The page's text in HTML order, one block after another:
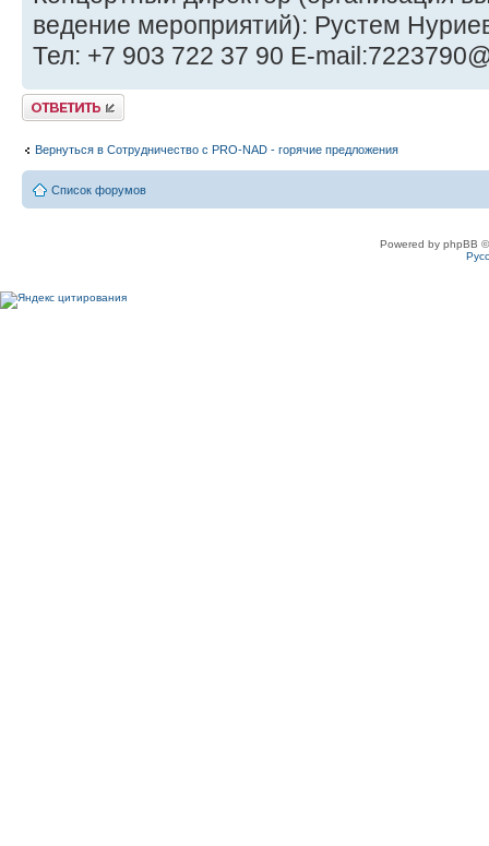
ведение мероприятий): Рустем
Тел: +7 903 722 37 90 E-
Ответить
Вернуться в Сотрудничество c PRO-NAD - горячие предложения
Список форумов
Powered by phpBB